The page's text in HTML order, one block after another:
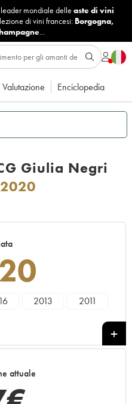
mondiale delle aste di vini
di vini francesi: Borgogna,
...
Valutazione Enciclopedia
Giulia Negri
2020
2013 2011
attuale